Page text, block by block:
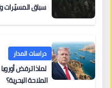
سباق المسيّرات
دراسات المدار
لماذا ترفض
الملاحة البحرية؟